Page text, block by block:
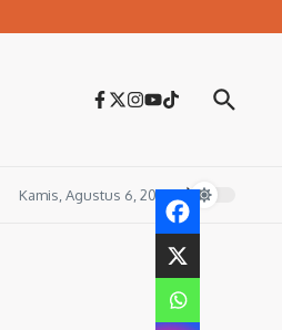
Kamis, Agustus 6, 2026